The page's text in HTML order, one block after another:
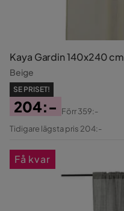
Kaya Gardin 140x240 cm
Beige
SE PRISET!
Pris
204:-
Original
Förr359:-
Tidigare lägsta pris 204:-
Få kvar